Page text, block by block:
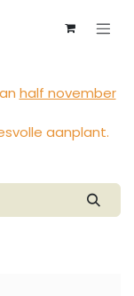
half november
aanplant.